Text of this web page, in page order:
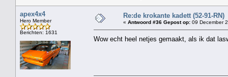
apex4x4
Hero Member
Berichten: 1631
Re:de krokante kadett (52-91-RN)
« Antwoord #36 Gepost op: 09 December
Wow echt heel netjes gemaakt, als ik dat